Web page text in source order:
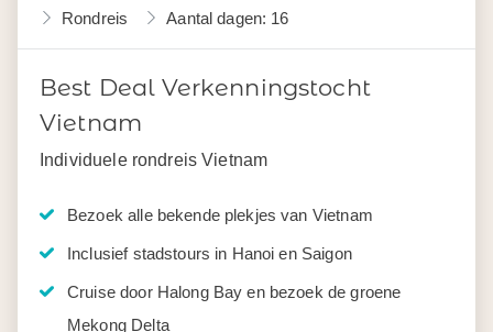
Rondreis Aantal dagen: 16
Best Deal Verkenningstocht
Vietnam
Individuele rondreis Vietnam
Bezoek alle bekende plekjes van Vietnam
Inclusief stadstours in Hanoi en Saigon
Cruise door Halong Bay en bezoek de groene
Mekong Delta